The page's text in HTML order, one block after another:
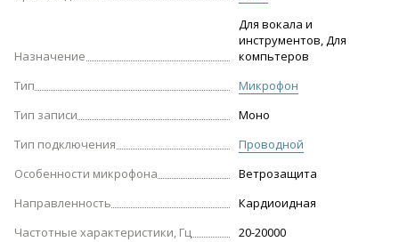
Назначение
Для вокала и
инструментов, Для
компьтеров
Тип
Микрофон
Тип записи
Моно
Тип подключения
Проводной
Особенности микрофона
Ветрозащита
Направленность
Кардиоидная
Частотные характеристики, Гц
20-20000